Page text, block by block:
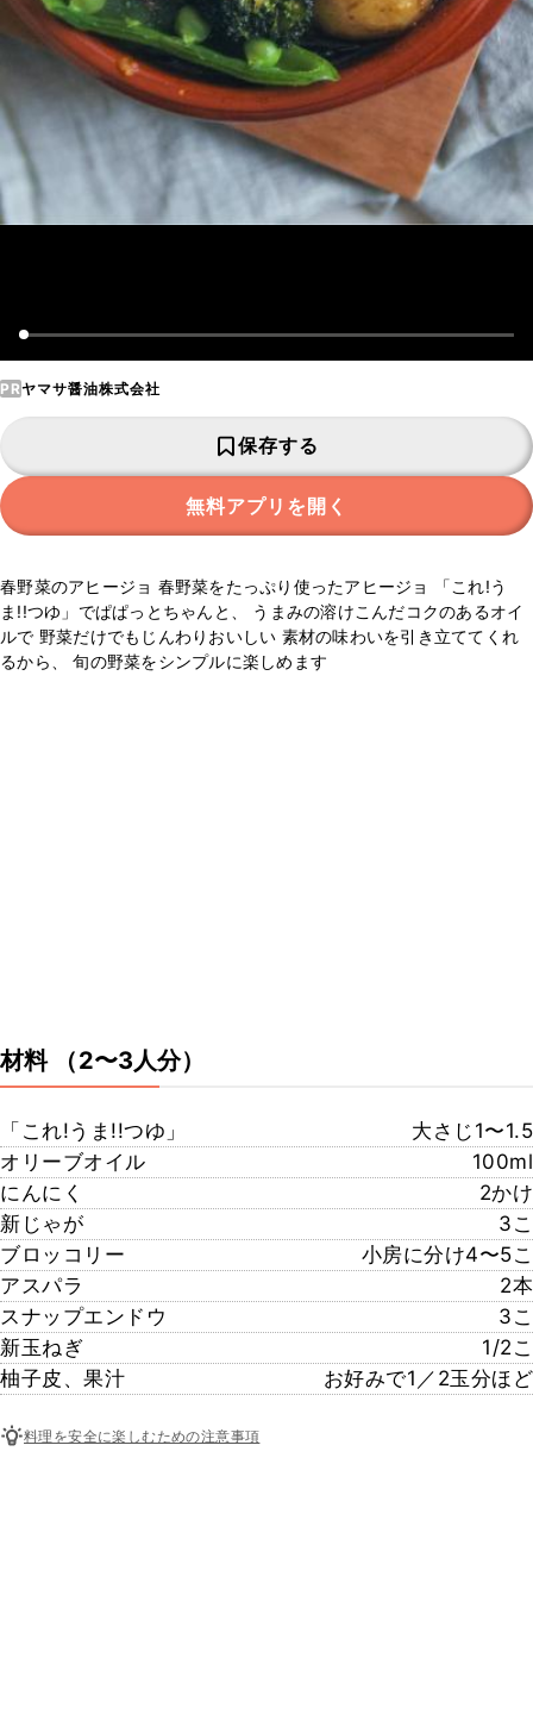
PRヤマサ醤油株式会社
保存する
無料アプリを開く
春野菜のアヒージョ 春野菜をたっぷり使ったアヒージョ 「これ!う
ま!!つゆ」でぱぱっとちゃんと、 うまみの溶けこんだコクのあるオイ
ルで 野菜だけでもじんわりおいしい 素材の味わいを引き立ててくれ
るから、 旬の野菜をシンプルに楽しめます
材料 （2〜3人分）
「これ!うま!!つゆ」
大さじ1〜1.5
オリーブオイル
100ml
にんにく
2かけ
新じゃが
3こ
ブロッコリー
小房に分け4〜5こ
アスパラ
2本
スナップエンドウ
3こ
新玉ねぎ
1/2こ
柚子皮、果汁
お好みで1／2玉分ほど
料理を安全に楽しむための注意事項